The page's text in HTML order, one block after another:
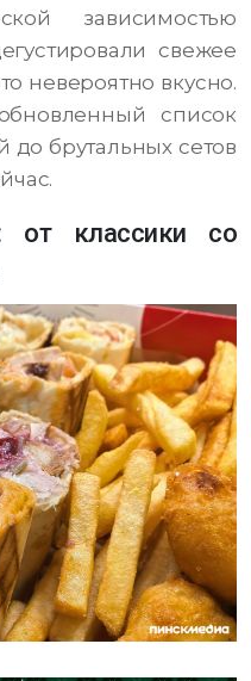
зависимостью
свежее
невероятно вкусно.
список
до брутальных сетов
от классики со